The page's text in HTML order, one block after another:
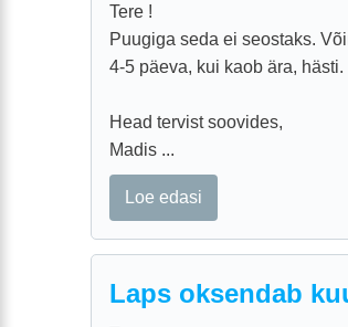
Tere !
Puugiga seda ei seostaks.
4-5 päeva, kui kaob ära,
Head tervist soovides,
Madis ...
Loe edasi
Laps oksendab